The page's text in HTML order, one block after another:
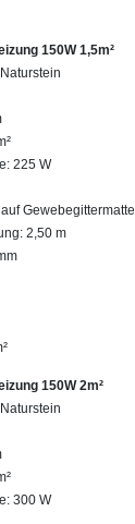
150W 1,5m²
225 W
Gewebegittermatte
2,50 m
150W 2m²
300 W